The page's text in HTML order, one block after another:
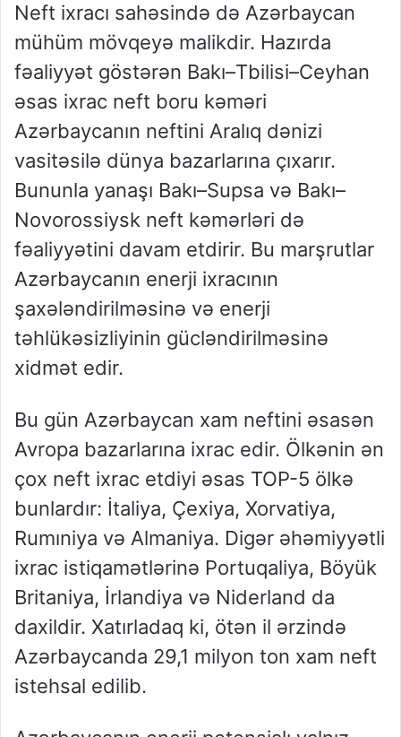
Neft ixracı sahəsində də Azərbaycan
mühüm mövqeyə malikdir. Hazırda
fəaliyyət göstərən Bakı–Tbilisi–Ceyhan
əsas ixrac neft boru kəməri
Azərbaycanın neftini Aralıq dənizi
vasitəsilə dünya bazarlarına çıxarır.
Bununla yanaşı Bakı–Supsa və Bakı–
Novorossiysk neft kəmərləri də
fəaliyyətini davam etdirir. Bu marşrutlar
Azərbaycanın enerji ixracının
şaxələndirilməsinə və enerji
təhlükəsizliyinin gücləndirilməsinə
xidmət edir.
Bu gün Azərbaycan xam neftini əsasən
Avropa bazarlarına ixrac edir. Ölkənin ən
çox neft ixrac etdiyi əsas TOP-5 ölkə
bunlardır: İtaliya, Çexiya, Xorvatiya,
Rumıniya və Almaniya. Digər əhəmiyyətli
ixrac istiqamətlərinə Portuqaliya, Böyük
Britaniya, İrlandiya və Niderland da
daxildir. Xatırladaq ki, ötən il ərzində
Azərbaycanda 29,1 milyon ton xam neft
istehsal edilib.